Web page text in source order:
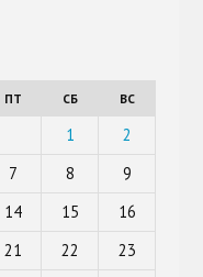
ПТ СБ ВС
1
2
7 8
9
14 15
16
21 22
23